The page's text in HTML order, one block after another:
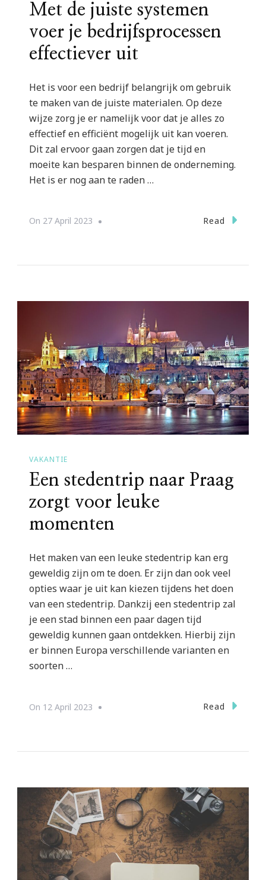
Met de juiste systemen
voer je bedrijfsprocessen
effectiever uit
Het is voor een bedrijf belangrijk om gebruik
te maken van de juiste materialen. Op deze
wijze zorg je er namelijk voor dat je alles zo
effectief en efficiënt mogelijk uit kan voeren.
Dit zal ervoor gaan zorgen dat je tijd en
moeite kan besparen binnen de onderneming.
Het is er nog aan te raden …
On 27 April 2023 Read
VAKANTIE
Een stedentrip naar Praag
zorgt voor leuke
momenten
Het maken van een leuke stedentrip kan erg
geweldig zijn om te doen. Er zijn dan ook veel
opties waar je uit kan kiezen tijdens het doen
van een stedentrip. Dankzij een stedentrip zal
je een stad binnen een paar dagen tijd
geweldig kunnen gaan ontdekken. Hierbij zijn
er binnen Europa verschillende varianten en
soorten …
On 12 April 2023 Read